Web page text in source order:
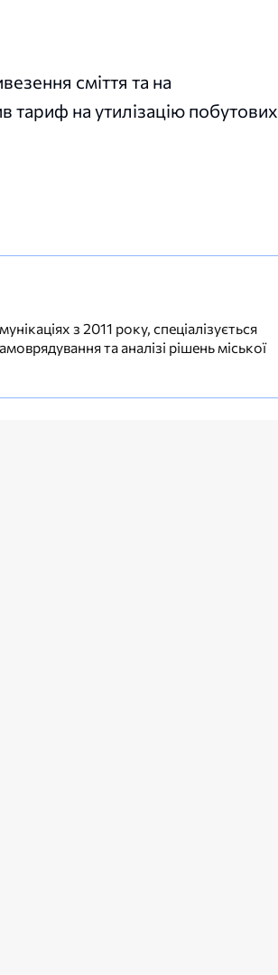
сміття та на
тариф на утилізацію побутових
з 2011 року, спеціалізується
та аналізі рішень міської